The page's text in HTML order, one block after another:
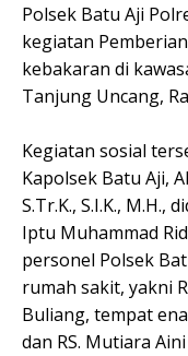
Polsek Batu Aji
kegiatan
kebakaran di
Tanjung Uncang,
Kegiatan sosial
Kapolsek Batu Aji,
S.Tr.K., S.I.K., M.H.,
Iptu Muhammad
personel Polsek
rumah sakit, yakni
Buliang, tempat
dan RS. Mutiara